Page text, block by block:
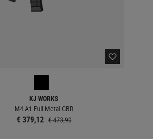
KJ WORKS
M4 A1 Full Metal GBR
€ 379,12 € 473,90